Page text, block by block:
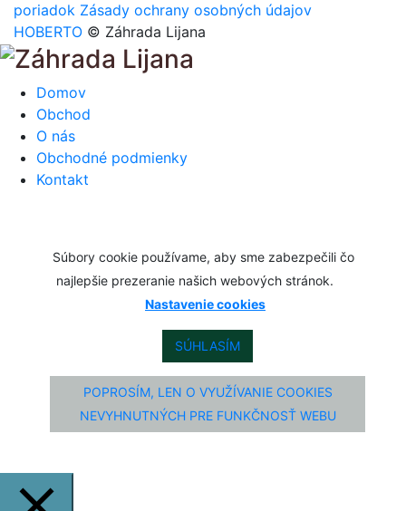
poriadok Zásady ochrany osobných údajov
HOBERTO © Záhrada Lijana
Domov
Obchod
O nás
Obchodné podmienky
Kontakt
Súbory cookie používame, aby sme zabezpečili čo
najlepšie prezeranie našich webových stránok.
Nastavenie cookies
SÚHLASÍM
POPROSÍM, LEN O VYUŽÍVANIE COOKIES
NEVYHNUTNÝCH PRE FUNKČNOSŤ WEBU